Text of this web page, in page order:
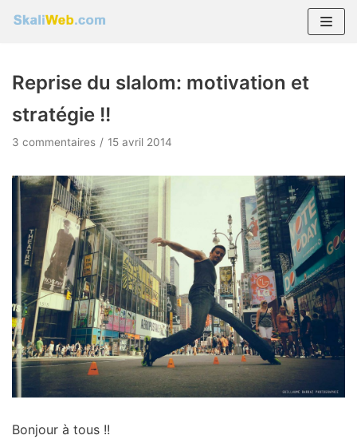
contenu
Reprise du slalom: motivation et
stratégie !!
3 commentaires 15 avril 2014
Bonjour à tous !!